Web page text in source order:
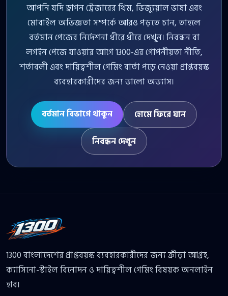
আপনি যদি ড্রাগন ট্রেজারের থিম, ভিজ্যুয়াল ভাষা এবং
মোবাইল অভিজ্ঞতা সম্পর্কে আরও পড়তে চান, তাহলে
বর্তমান পেজের নির্দেশনা ধীরে ধীরে দেখুন। নিবন্ধন বা
লগইন পেজে যাওয়ার আগে 1300-এর গোপনীয়তা নীতি,
শর্তাবলী এবং দায়িত্বশীল গেমিং বার্তা পড়ে নেওয়া প্রাপ্তবয়স্ক
ব্যবহারকারীদের জন্য ভালো অভ্যাস।
বর্তমান বিভাগে থাকুন হোমে ফিরে যান
নিবন্ধন দেখুন
1300 বাংলাদেশের প্রাপ্তবয়স্ক ব্যবহারকারীদের জন্য ক্রীড়া আগ্রহ,
ক্যাসিনো-স্টাইল বিনোদন ও দায়িত্বশীল গেমিং বিষয়ক অনলাইন
হাব।